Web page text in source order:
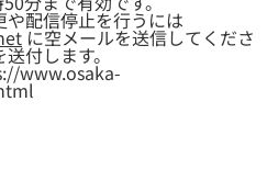
配信停止を行うには
に空メールを送信してくださ
付します。
www.osaka-